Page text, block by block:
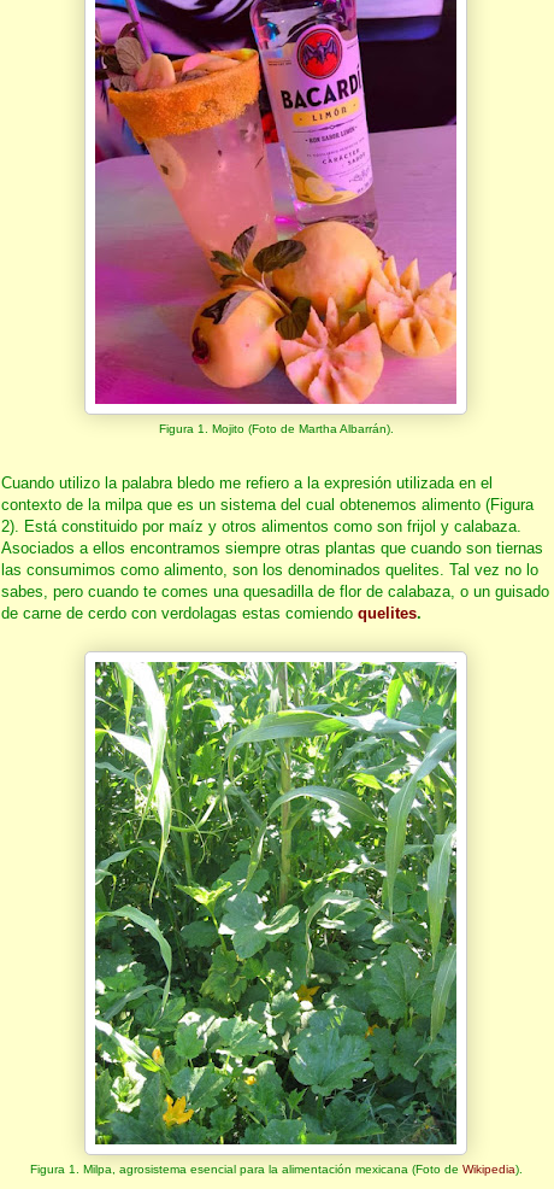
Figura 1. Mojito (Foto de Martha Albarrán).
Cuando utilizo la palabra bledo me refiero a la expresión utilizada en el
contexto de la milpa que es un sistema del cual obtenemos alimento (Figura
2). Está constituido por maíz y otros alimentos como son frijol y calabaza.
Asociados a ellos encontramos siempre otras plantas que cuando son tiernas
las consumimos como alimento, son los denominados quelites. Tal vez no lo
sabes, pero cuando te comes una quesadilla de flor de calabaza, o un guisado
de carne de cerdo con verdolagas estas comiendo quelites.
Figura 1. Milpa, agrosistema esencial para la alimentación mexicana (Foto de Wikipedia).